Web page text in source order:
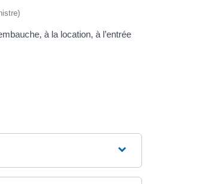
à la location, à l’entrée